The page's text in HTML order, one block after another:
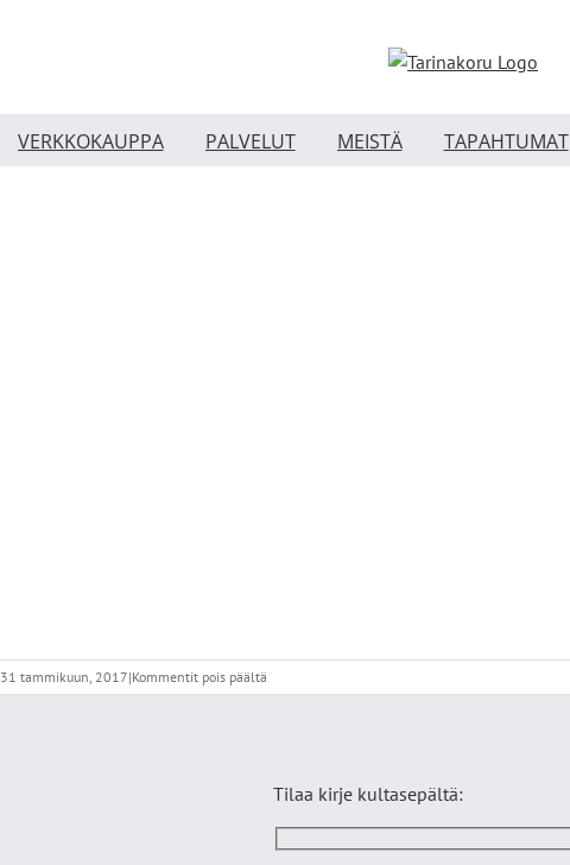
VERKKOKAUPPA PALVELUT MEISTÄ TAPAHTUMAT
31 tammikuun, 2017|Kommentit pois päältä
Bkvpieniriip2
Tilaa kirje kultasepältä: